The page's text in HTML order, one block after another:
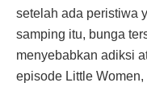
setelah ada peristiwa
samping itu, bunga
menyebabkan adiksi
episode Little